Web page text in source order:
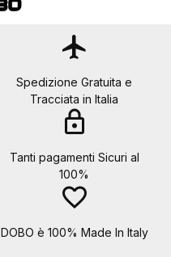
flight
Spedizione Gratuita e
Tracciata in Italia
lock
Tanti pagamenti Sicuri al
100%
favorite_border
DOBO è 100% Made In Italy